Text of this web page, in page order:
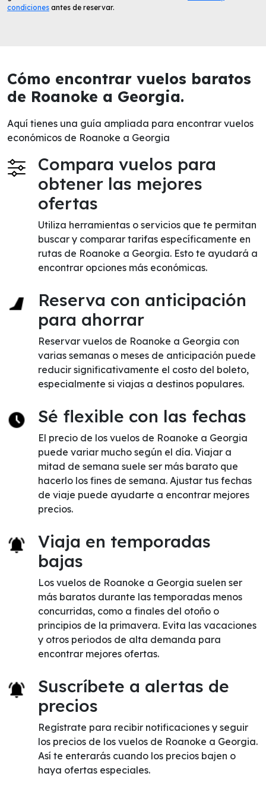
condiciones antes de reservar.
Cómo encontrar vuelos baratos
de Roanoke a Georgia.
Aquí tienes una guía ampliada para encontrar vuelos
económicos de Roanoke a Georgia
Compara vuelos para
obtener las mejores
ofertas
Utiliza herramientas o servicios que te permitan
buscar y comparar tarifas específicamente en
rutas de Roanoke a Georgia. Esto te ayudará a
encontrar opciones más económicas.
Reserva con anticipación
para ahorrar
Reservar vuelos de Roanoke a Georgia con
varias semanas o meses de anticipación puede
reducir significativamente el costo del boleto,
especialmente si viajas a destinos populares.
Sé flexible con las fechas
El precio de los vuelos de Roanoke a Georgia
puede variar mucho según el día. Viajar a
mitad de semana suele ser más barato que
hacerlo los fines de semana. Ajustar tus fechas
de viaje puede ayudarte a encontrar mejores
precios.
Viaja en temporadas
bajas
Los vuelos de Roanoke a Georgia suelen ser
más baratos durante las temporadas menos
concurridas, como a finales del otoño o
principios de la primavera. Evita las vacaciones
y otros periodos de alta demanda para
encontrar mejores ofertas.
Suscríbete a alertas de
precios
Regístrate para recibir notificaciones y seguir
los precios de los vuelos de Roanoke a Georgia.
Así te enterarás cuando los precios bajen o
haya ofertas especiales.